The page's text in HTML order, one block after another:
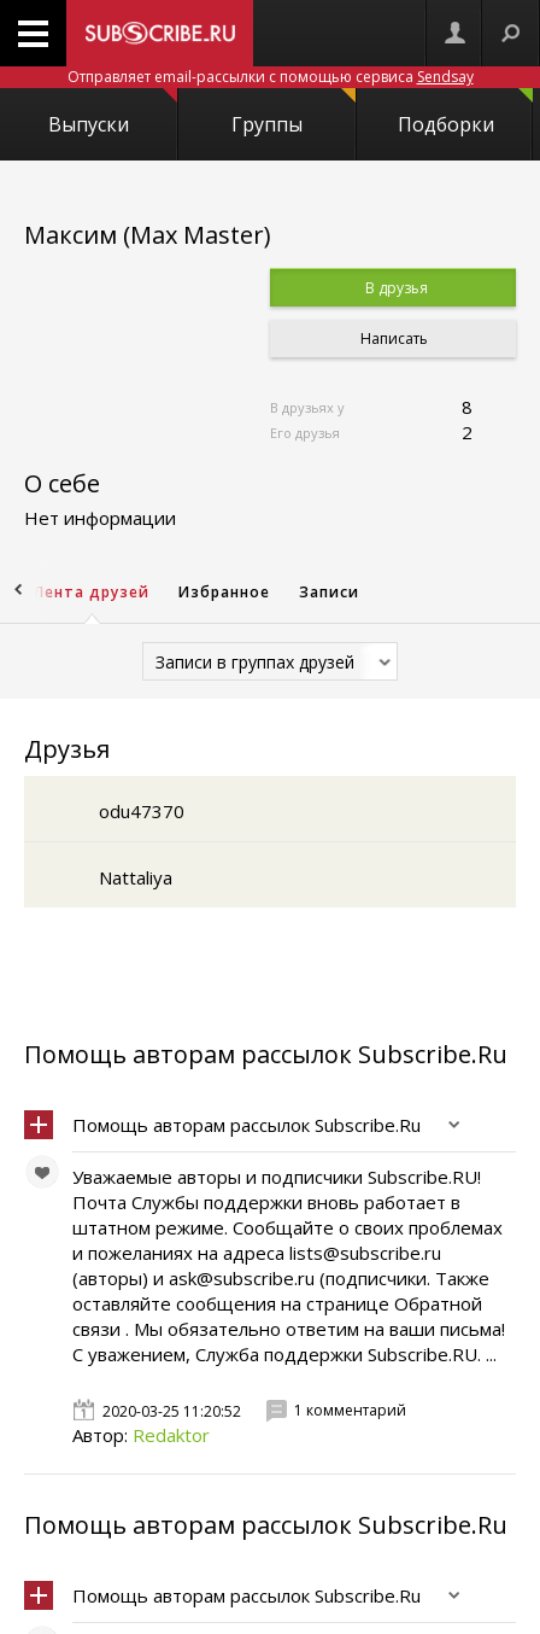
Отправляет email-рассылки с помощью сервиса Sendsay
Выпуски Группы Подборки
Максим (Max Master)
В друзья
Написать
В друзьях у 8
Его друзья 2
О себе
Нет информации
Лента друзей Избранное Записи
Записи в группах друзей
Друзья
odu47370
Nattaliya
Помощь авторам рассылок Subscribe.Ru
Помощь авторам рассылок Subscribe.Ru
Уважаемые авторы и подписчики Subscribe.RU!
Почта Службы поддержки вновь работает в
штатном режиме. Сообщайте о своих проблемах
и пожеланиях на адреса lists@subscribe.ru
(авторы) и ask@subscribe.ru (подписчики. Также
оставляйте сообщения на странице Обратной
связи . Мы обязательно ответим на ваши письма!
С уважением, Служба поддержки Subscribe.RU. ...
2020-03-25 11:20:52 1 комментарий
Автор: Redaktor
Помощь авторам рассылок Subscribe.Ru
Помощь авторам рассылок Subscribe.Ru